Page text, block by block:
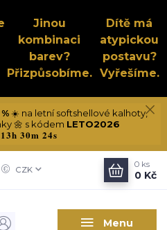
Jinou
kombinaci
barev?
Přizpůsobíme.
Dítě má
atypickou
postavu?
Vyřešíme.
☀️ na letní softshellové kalhoty,
🌼 s kódem LETO2026
30m 23s
Menu
CZK
0 ks
0 Kč